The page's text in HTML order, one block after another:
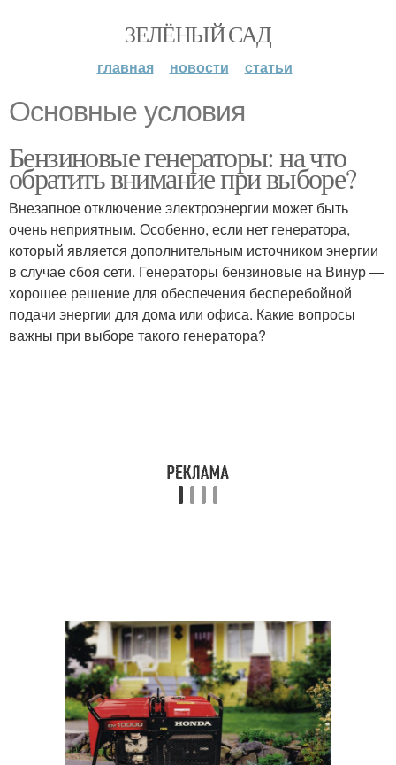
ЗЕЛЁНЫЙ САД
главная новости статьи
Основные условия
Бензиновые генераторы: на что
обратить внимание при выборе?
Внезапное отключение электроэнергии может быть
очень неприятным. Особенно, если нет генератора,
который является дополнительным источником энергии
в случае сбоя сети. Генераторы бензиновые на Винур —
хорошее решение для обеспечения бесперебойной
подачи энергии для дома или офиса. Какие вопросы
важны при выборе такого генератора?